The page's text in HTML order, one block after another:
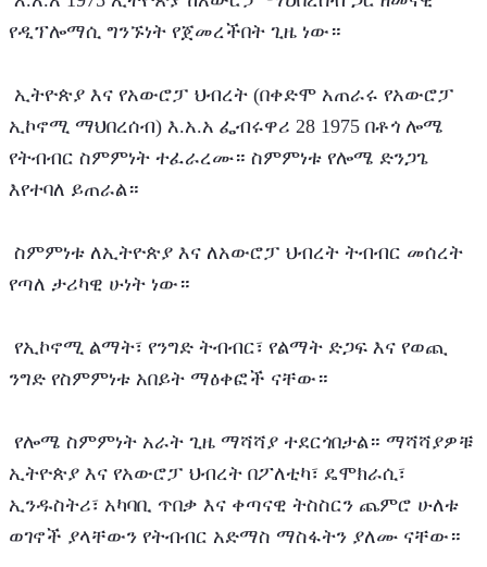
የዲፕሎማሲ ግንኙነት የጀመረችበት ጊዜ ነው።
ኢኮኖሚ ማህበረሰብ) እ.አ.አ ፌብሩዋሪ 28 1975 በቶጎ ሎሜ
የትብብር ስምምነት ተፈራረሙ። ስምምነቱ የሎሜ ድንጋጌ
እየተባለ ይጠራል።
የጣለ ታሪካዊ ሁነት ነው።
ንግድ የስምምነቱ አበይት ማዕቀፎች ናቸው።
ኢትዮጵያ እና የአውሮፓ ህብረት በፖለቲካ፣ ዴሞክራሲ፣
ኢንዱስትሪ፣ አካባቢ ጥበቃ እና ቀጣናዊ ትስስርን ጨምሮ ሁለቱ
ወገኖች ያላቸውን የትብብር አድማስ ማስፋትን ያለሙ ናቸው።